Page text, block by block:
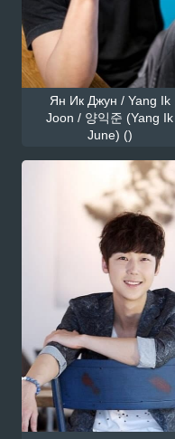
Ян Ик Джун / Yang Ik
Joon / 양익준 (Yang Ik
June) ()